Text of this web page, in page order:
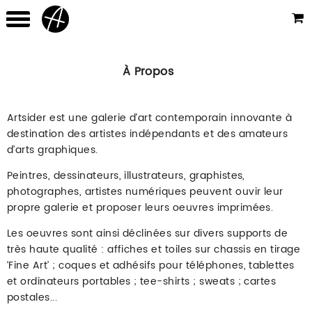
À Propos
Artsider est une galerie d’art contemporain innovante à
destination des artistes indépendants et des amateurs
d’arts graphiques.
Peintres, dessinateurs, illustrateurs, graphistes,
photographes, artistes numériques peuvent ouvir leur
propre galerie et proposer leurs oeuvres imprimées.
Les oeuvres sont ainsi déclinées sur divers supports de
très haute qualité : affiches et toiles sur chassis en tirage
‘Fine Art’ ; coques et adhésifs pour téléphones, tablettes
et ordinateurs portables ; tee-shirts ; sweats ; cartes
postales...